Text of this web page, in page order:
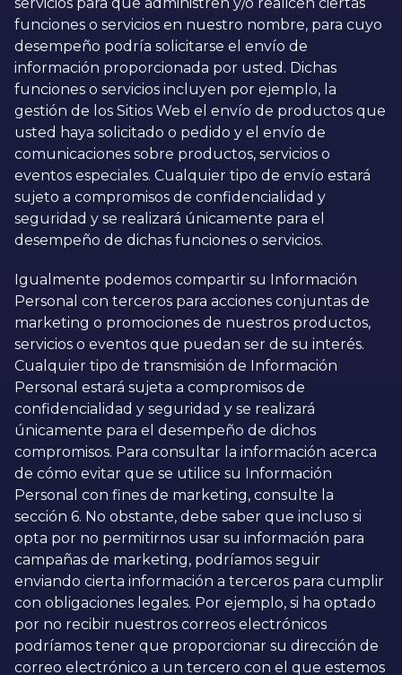
funciones o servicios en nuestro nombre, para cuyo
desempeño podría solicitarse el envío de
información proporcionada por usted. Dichas
funciones o servicios incluyen por ejemplo, la
gestión de los Sitios Web el envío de productos que
usted haya solicitado o pedido y el envío de
comunicaciones sobre productos, servicios o
eventos especiales. Cualquier tipo de envío estará
sujeto a compromisos de confidencialidad y
seguridad y se realizará únicamente para el
desempeño de dichas funciones o servicios.
Igualmente podemos compartir su Información
Personal con terceros para acciones conjuntas de
marketing o promociones de nuestros productos,
servicios o eventos que puedan ser de su interés.
Cualquier tipo de transmisión de Información
Personal estará sujeta a compromisos de
confidencialidad y seguridad y se realizará
únicamente para el desempeño de dichos
compromisos. Para consultar la información acerca
de cómo evitar que se utilice su Información
Personal con fines de marketing, consulte la
sección 6. No obstante, debe saber que incluso si
opta por no permitirnos usar su información para
campañas de marketing, podríamos seguir
enviando cierta información a terceros para cumplir
con obligaciones legales. Por ejemplo, si ha optado
por no recibir nuestros correos electrónicos
podríamos tener que proporcionar su dirección de
correo electrónico a un tercero con el que estemos